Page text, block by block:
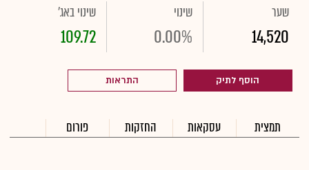
שער
14,520
שינוי
0.00%
שינוי באג'
109.72
הוסף לתיק התראות
תמצית עסקאות החזקות פורום